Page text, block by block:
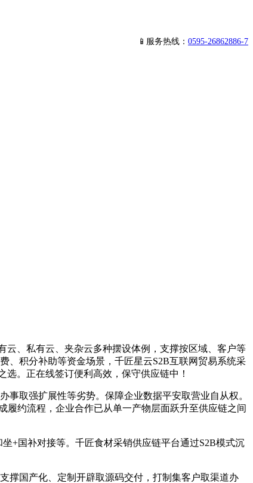
📱服务热线： 0595-26862886-7
、私有云、夹杂云多种摆设体例，支撑按区域、客户等
、积分补助等资金场景，千匠星云S2B互联网贸易系统采
。正在线签订便利高效，保守供应链中！
取强扩展性等劣势。保障企业数据平安取营业自从权。
履约流程，企业合作已从单一产物层面跃升至供应链之间
+国补对接等。千匠食材采销供应链平台通过S2B模式沉
国产化、定制开辟取源码交付，打制集客户取渠道办